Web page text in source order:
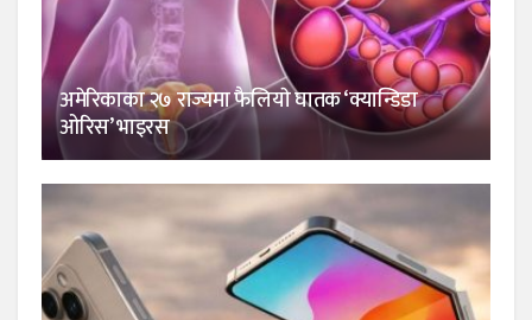
अमेरिकाका २७ राज्यमा फैलियाे घातक ‘क्यान्डिडा
ओरिस’ भाइरस